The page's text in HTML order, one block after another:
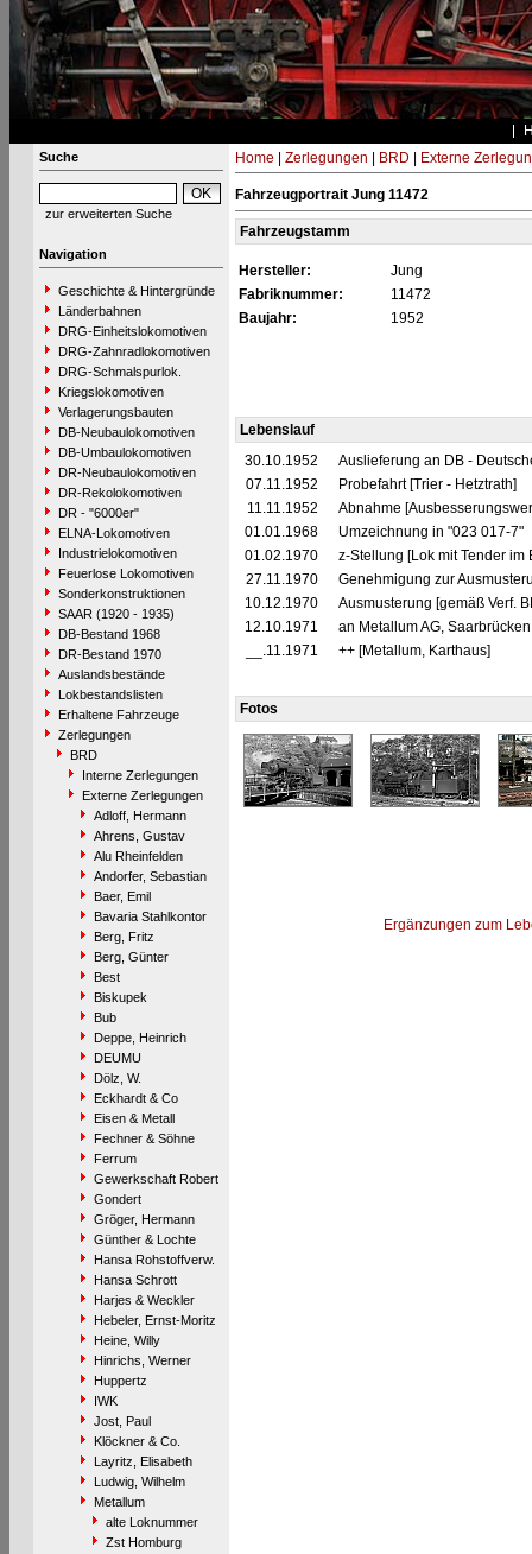
Suche
zur erweiterten Suche
Navigation
Geschichte & Hintergründe
Länderbahnen
DRG-Einheitslokomotiven
DRG-Zahnradlokomotiven
DRG-Schmalspurlok.
Kriegslokomotiven
Verlagerungsbauten
DB-Neubaulokomotiven
DB-Umbaulokomotiven
DR-Neubaulokomotiven
DR-Rekolokomotiven
DR - "6000er"
ELNA-Lokomotiven
Industrielokomotiven
Feuerlose Lokomotiven
Sonderkonstruktionen
SAAR (1920 - 1935)
DB-Bestand 1968
DR-Bestand 1970
Auslandsbestände
Lokbestandslisten
Erhaltene Fahrzeuge
Zerlegungen
BRD
Interne Zerlegungen
Externe Zerlegungen
Adloff, Hermann
Ahrens, Gustav
Alu Rheinfelden
Andorfer, Sebastian
Baer, Emil
Bavaria Stahlkontor
Berg, Fritz
Berg, Günter
Best
Biskupek
Bub
Deppe, Heinrich
DEUMU
Dölz, W.
Eckhardt & Co
Eisen & Metall
Fechner & Söhne
Ferrum
Gewerkschaft Robert
Gondert
Gröger, Hermann
Günther & Lochte
Hansa Rohstoffverw.
Hansa Schrott
Harjes & Weckler
Hebeler, Ernst-Moritz
Heine, Willy
Hinrichs, Werner
Huppertz
IWK
Jost, Paul
Klöckner & Co.
Layritz, Elisabeth
Ludwig, Wilhelm
Metallum
alte Loknummer
Zst Homburg
Home Zerlegungen BRD Externe
Fahrzeugportrait Jung 11472
Fahrzeugstamm
Hersteller:
Jung
Fabriknummer:
11472
Baujahr:
1952
Lebenslauf
30.10.1952
Auslieferung an DB -
07.11.1952
Probefahrt [Trier - Hetztrath]
11.11.1952
Abnahme
01.01.1968
Umzeichnung in "023 017-7"
01.02.1970
z-Stellung [Lok mit Tender
27.11.1970
Genehmigung zur
10.12.1970
Ausmusterung [gemäß Verf.
12.10.1971
an Metallum AG,
__.11.1971
++ [Metallum, Karthaus]
Fotos
Ergänzungen zum